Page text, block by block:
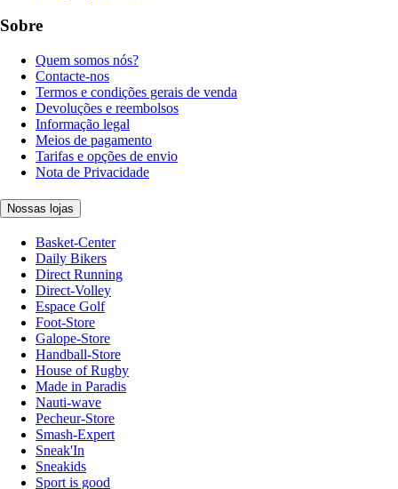
Sobre
Quem somos nós?
Contacte-nos
Termos e condições gerais de venda
Devoluções e reembolsos
Informação legal
Meios de pagamento
Tarifas e opções de envio
Nota de Privacidade
Nossas lojas
Basket-Center
Daily Bikers
Direct Running
Direct-Volley
Espace Golf
Foot-Store
Galope-Store
Handball-Store
House of Rugby
Made in Paradis
Nauti-wave
Pecheur-Store
Smash-Expert
Sneak'In
Sneakids
Sport is good